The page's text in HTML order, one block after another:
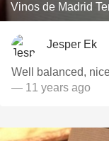
Vinos de Madrid
Jesper Ek
Well balanced,
— 11 years ago